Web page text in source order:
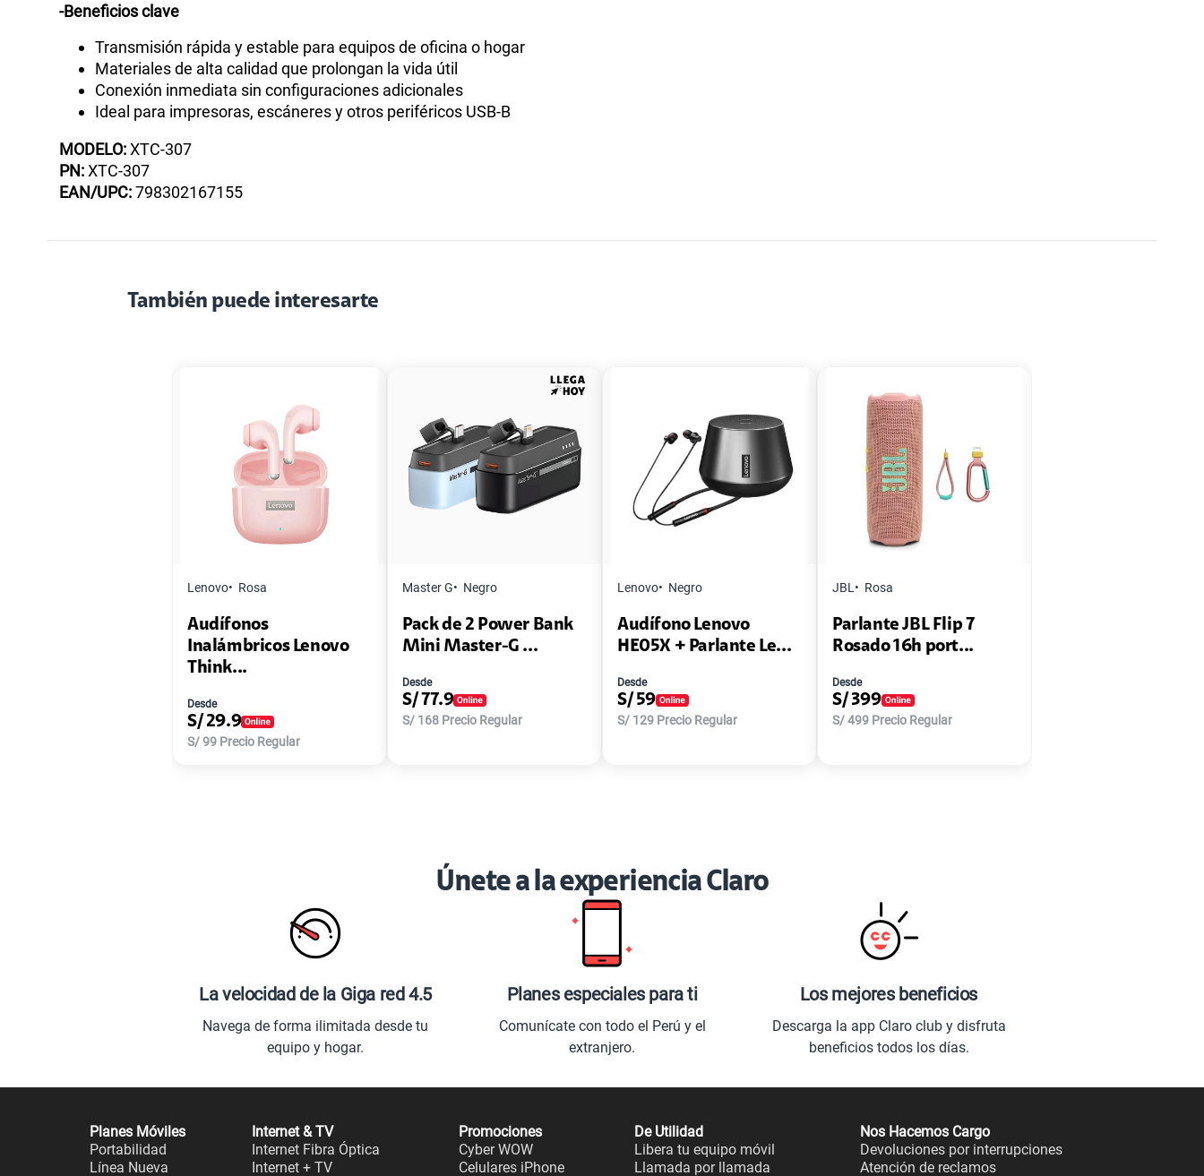
-Beneficios clave
Transmisión rápida y estable para equipos de oficina o hogar
Materiales de alta calidad que prolongan la vida útil
Conexión inmediata sin configuraciones adicionales
Ideal para impresoras, escáneres y otros periféricos USB-B
MODELO:XTC-307
PN:XTC-307
EAN/UPC:798302167155
También puede interesarte
Lenovo Rosa
Audífonos
Inalámbricos Lenovo
Think...
Desde
S/ 29.9
S/99 Precio Regular
Master G Negro
Pack de 2 Power Bank
Mini Master-G ...
Desde
S/77.9
S/ 168 Precio Regular
Lenovo Negro
Audífono Lenovo
HE05X + Parlante Le...
Desde
S/ 59
S/ 129 Precio Regular
JBL Rosa
Parlante JBL Flip 7
Rosado 16h port...
Desde
S/ 399
S/499 Precio Regular
Únete a la experiencia Claro
La velocidad de la Giga red 4.5
Navega de forma ilimitada desde tu
equipo y hogar.
Planes especiales para ti
Comunícate con todo el Perú y el
extranjero.
Los mejores beneficios
Descarga la app Claro club y disfruta
beneficios todos los días.
Planes Móviles
Portabilidad
Línea Nueva
Internet & TV
Internet Fibra Óptica
Internet + TV
Promociones
Cyber WOW
Celulares iPhone
De Utilidad
Libera tu equipo móvil
Llamada por llamada
Nos Hacemos Cargo
Devoluciones por interrupciones
Atención de reclamos